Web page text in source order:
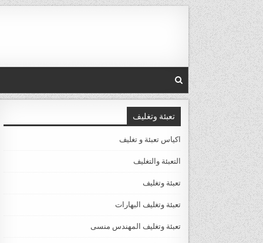
Skip
to
content
تعبئة وتغليف
اكياس تعبئة و تغليف
التعبئة والتغليف
تعبئة وتغليف
تعبئة وتغليف البهارات
تعبئة وتغليف المهندس منسى